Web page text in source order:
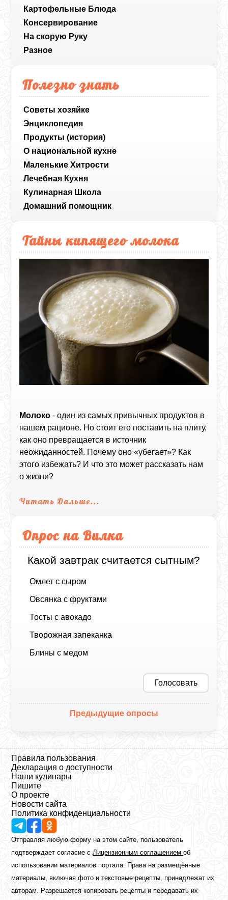
Картофельные Блюда
Консервирование
На скорую Руку
Разное
Полезно знать
Советы хозяйке
Энциклопедия
Продукты (история)
О национальной кухне
Маленькие Хитрости
Лечебная Кухня
Кулинарная Школа
Домашний помощник
Тайны кипящего молока
Молоко - один из самых привычных продуктов в
нашем рационе. Но стоит его поставить на плиту,
как оно превращается в источник
неожиданностей. Почему оно «убегает»? Как
этого избежать? И что это может рассказать нам
о жизни?
Читать Дальше...
Опрос на Вилка
Какой завтрак считается сытным?
Омлет с сыром
Овсянка с фруктами
Тосты с авокадо
Творожная запеканка
Блины с медом
Голосовать
Предыдущие опросы
Правила пользования
Декларация о доступности
Наши кулинары
Пишите
О проекте
Новости сайта
Политика конфиденциальности
Отправляя любую форму на этом сайте, пользователь
подтверждает согласие сЛицензионным соглашениемоб
использовании материалов портала. Права на размещённые
материалы, включая фото и текстовые рецепты, принадлежат их
авторам. Разрешается копировать рецепты и передавать их